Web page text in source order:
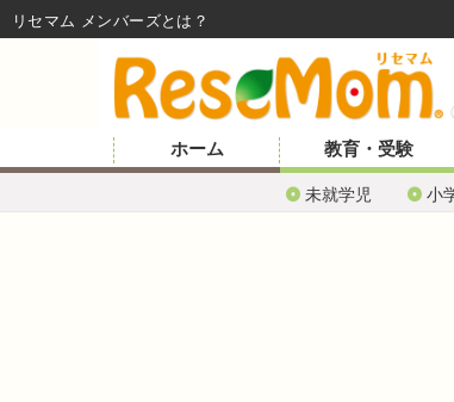
ホーム 教育・受験
未就学児 小
リセマム メンバーズ